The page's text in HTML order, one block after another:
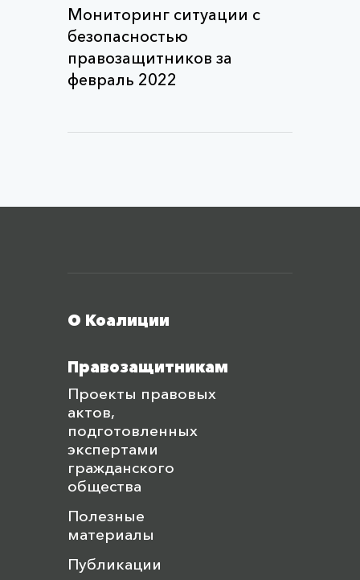
Мониторинг ситуации с
безопасностью
правозащитников за
февраль 2022
О Коалиции
Правозащитникам
Проекты правовых
актов,
подготовленных
экспертами
гражданского
общества
Полезные
материалы
Публикации